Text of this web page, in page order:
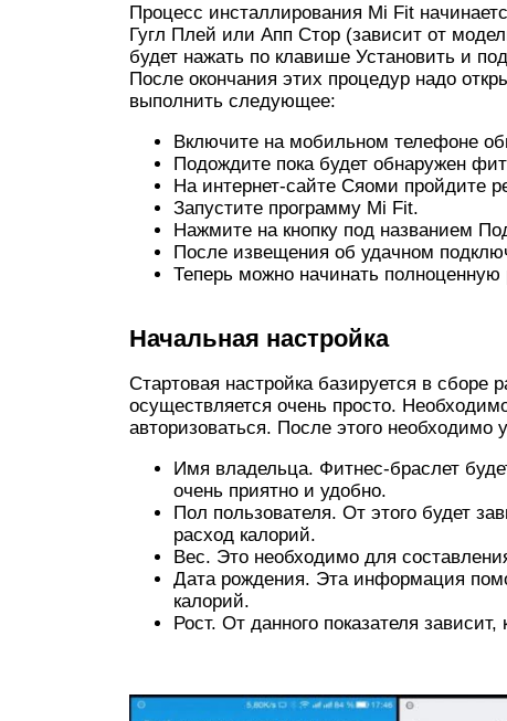
Процесс инсталлирования Mi Fit
Гугл Плей или Апп Стор (зависит от
будет нажать по клавише Установить и
После окончания этих процедур надо
выполнить следующее:
Включите на мобильном телефоне
Подождите пока будет обнаружен
На интернет-сайте Сяоми пройдите
Запустите программу Mi Fit.
Нажмите на кнопку под названием
После извещения об удачном
Теперь можно начинать
Начальная настройка
Стартовая настройка базируется в сборе
осуществляется очень просто.
авторизоваться. После этого необходимо
Имя владельца. Фитнес-браслет
очень приятно и удобно.
Пол пользователя. От этого будет
расход калорий.
Вес. Это необходимо для
Дата рождения. Эта информация
калорий.
Рост. От данного показателя